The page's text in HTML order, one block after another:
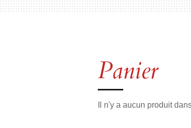
Panier
Il n'y a aucun produit